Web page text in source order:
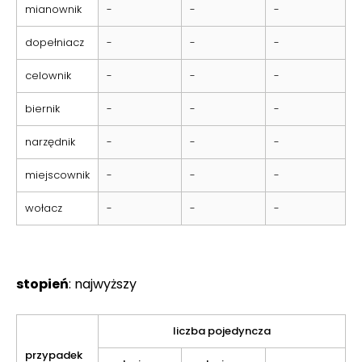
mianownik - - -
dopełniacz - - -
celownik - - -
biernik - - -
narzędnik - - -
miejscownik - - -
wołacz - - -
stopień: najwyższy
przypadek
liczba pojedyncza